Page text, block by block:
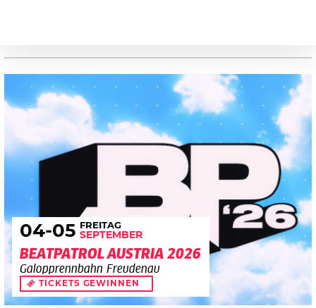
04-05 FREITAG
SEPTEMBER
BEATPATROL AUSTRIA 2026
Galopprennbahn Freudenau
TICKETS GEWINNEN